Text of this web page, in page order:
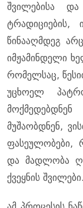
შვილებისა
ტრადიციების,
წინააღმდეგ
იმჟამინდელი
რომელსაც,
უცხოელ
მუშაობდნენ,
ფასეულობები,
და მადლობა
ქვეყნის შვილები.